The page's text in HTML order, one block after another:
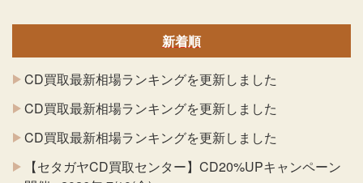
新着順
CD買取最新相場ランキングを更新しました
CD買取最新相場ランキングを更新しました
CD買取最新相場ランキングを更新しました
【セタガヤCD買取センター】CD20%UPキャンペーン